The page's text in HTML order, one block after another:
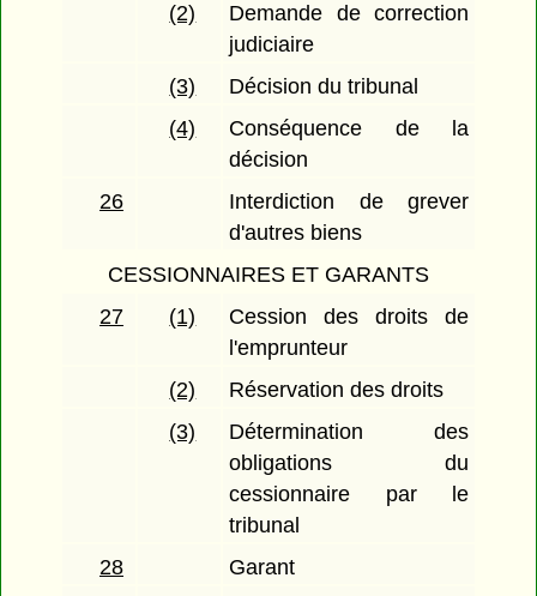
(2)
Demande de correction
judiciaire
(3)
Décision du tribunal
(4)
Conséquence de la
décision
26
Interdiction de grever
d'autres biens
CESSIONNAIRES ET GARANTS
27
(1)
Cession des droits de
l'emprunteur
(2)
Réservation des droits
(3)
Détermination des
obligations du
cessionnaire par le
tribunal
28
Garant